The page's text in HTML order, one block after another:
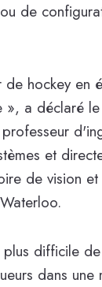
de
de hockey en
», a déclaré le
et
de vision
difficile
dans une